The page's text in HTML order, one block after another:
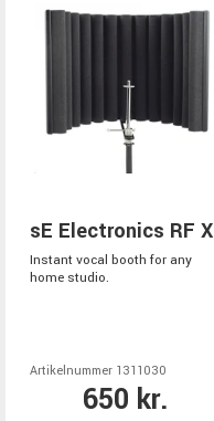
sE Electronics RF X
Instant vocal booth for any
home studio.
Artikelnummer 1311030
650 kr.